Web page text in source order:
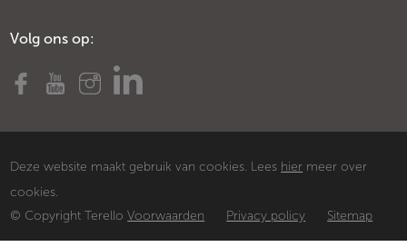
Volg ons op:
Deze website maakt gebruik van cookies. Lees hier meer over
cookies.
© Copyright TerelloVoorwaarden Privacy policy Sitemap